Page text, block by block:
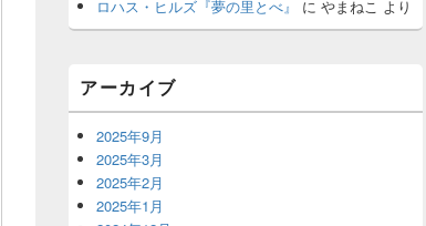
ト
エ
ロハス・ヒルズ『夢の里とべ』
に やまねこ より
アーカイブ
2025年9月
2025年3月
2025年2月
2025年1月